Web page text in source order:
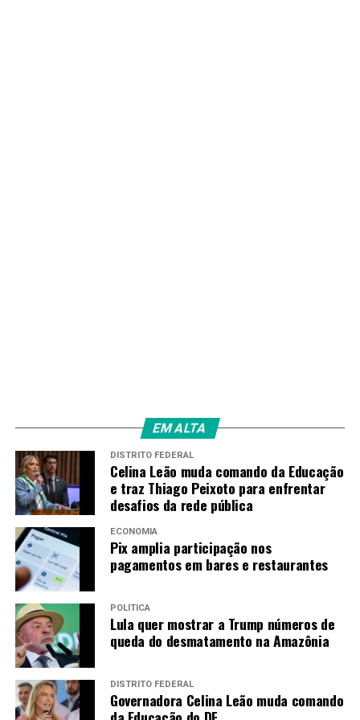
do que as registradas no mesmo período de 2019. Mas,
ainda entre janeiro e março de 2020, foram
contabilizados 3.856 registros de violência doméstica e
138 estupros.
* Com informações da Secretaria de Desenvolvimento
Social (Sedes/DF)
Fonte:Agência Brasilia
TAGS
PRÓXIMO
Saúde monitora Síndrome Inflamatória Multissistêmica
Pediátrica no DF – Agência Brasília
RECENTES
EM ALTA
DISTRITO FEDERAL
Celina Leão muda comando da Educação
e traz Thiago Peixoto para enfrentar
desafios da rede pública
ECONOMIA
Pix amplia participação nos
pagamentos em bares e restaurantes
POLÍTICA
Lula quer mostrar a Trump números de
queda do desmatamento na Amazônia
DISTRITO FEDERAL
Governadora Celina Leão muda comando